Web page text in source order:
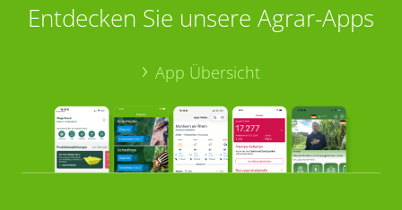
Entdecken Sie unsere Agrar-Apps
App Übersicht